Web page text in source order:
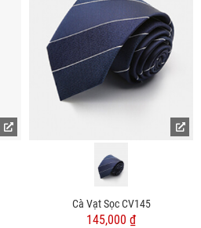
Cà Vạt Sọc CV145
145,000 ₫